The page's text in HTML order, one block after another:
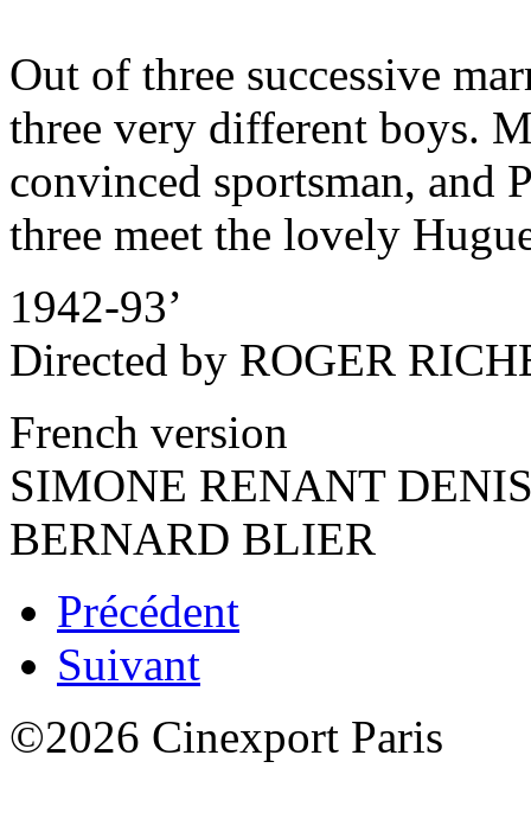
Out of three successive
three very different boys.
convinced sportsman, and
three meet the lovely
1942-93’
Directed by ROGER
French version
SIMONE RENANT
BERNARD BLIER
Précédent
Suivant
©2026 Cinexport Paris